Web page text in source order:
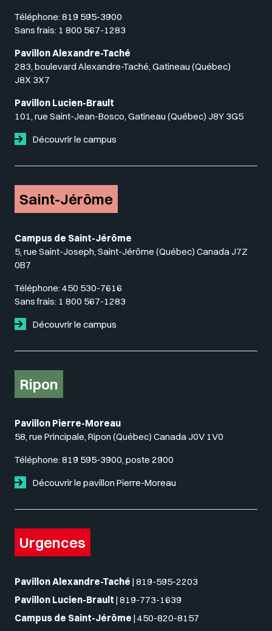
Téléphone: 819 595-3900
Sans frais: 1 800 567-1283
Pavillon Alexandre-Taché
283, boulevard Alexandre-Taché, Gatineau (Québec)
J8X 3X7
Pavillon Lucien-Brault
101, rue Saint-Jean-Bosco, Gatineau (Québec) J8Y 3G5
Découvrir le campus
Saint-Jérôme
Campus de Saint-Jérôme
5, rue Saint-Joseph, Saint-Jérôme (Québec) Canada J7Z
0B7
Téléphone: 450 530-7616
Sans frais: 1 800 567-1283
Découvrir le campus
Ripon
Pavillon Pierre-Moreau
58, rue Principale, Ripon (Québec) Canada J0V 1V0
Téléphone: 819 595-3900, poste 2900
Découvrir le pavillon Pierre-Moreau
Urgences
Pavillon Alexandre-Taché | 819-595-2203
Pavillon Lucien-Brault | 819-773-1639
Campus de Saint-Jérôme | 450-820-8157